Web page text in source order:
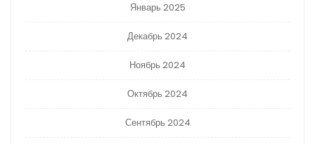
Январь 2025
Декабрь 2024
Ноябрь 2024
Октябрь 2024
Сентябрь 2024